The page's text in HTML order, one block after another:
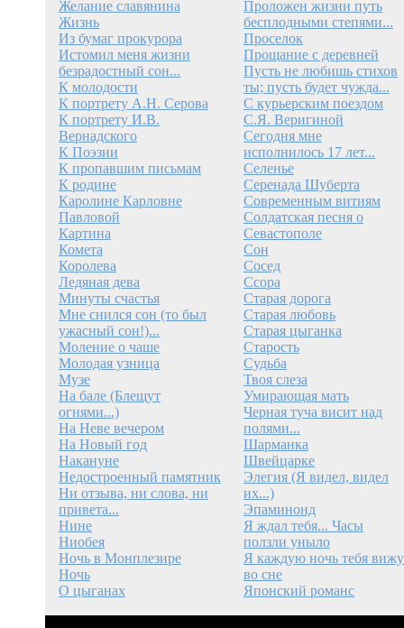
Желание славянина
Жизнь
Из бумаг прокурора
Истомил меня жизни
безрадостный сон...
К молодости
К портрету А.Н. Серова
К портрету И.В.
Вернадского
К Поэзии
К пропавшим письмам
К родине
Каролине Карловне
Павловой
Картина
Комета
Королева
Ледяная дева
Минуты счастья
Мне снился сон (то был
ужасный сон!)...
Моление о чаше
Молодая узница
Музе
На бале (Блещут
огнями...)
На Неве вечером
На Новый год
Накануне
Недостроенный памятник
Ни отзыва, ни слова, ни
привета...
Нине
Ниобея
Ночь в Монплезире
Ночь
О цыганах
Проложен жизни путь
бесплодными степями...
Проселок
Прощание с деревней
Пусть не любишь стихов
ты; пусть будет чужда...
С курьерским поездом
С.Я. Веригиной
Сегодня мне
исполнилось 17 лет...
Селенье
Серенада Шуберта
Современным витиям
Солдатская песня о
Севастополе
Сон
Сосед
Ссора
Старая дорога
Старая любовь
Старая цыганка
Старость
Судьба
Твоя слеза
Умирающая мать
Черная туча висит над
полями...
Шарманка
Швейцарке
Элегия (Я видел, видел
их...)
Эпаминонд
Я ждал тебя... Часы
ползли уныло
Я каждую ночь тебя вижу
во сне
Японский романс